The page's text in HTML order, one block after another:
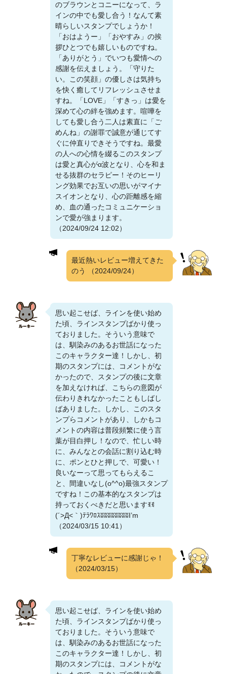
のブラウンとコニーになって、ラ
インの中でも愛し合う！なんて素
晴らしいスタンプでしょうか！
「おはようー」「おやすみ」の挨
拶ひとつでも嬉しいものですね。
「ありがとう」でいつも愛情への
感謝を伝えましょう。「守りた
い。この笑顔」の優しさは気持ち
を快く癒してリフレッシュさせま
すね。「LOVE」「すきっ」は愛を
深めて心の絆を強めます。喧嘩を
しても愛し合う二人は素直に「ご
めんね」の謝罪で誠意が通じてす
ぐに仲直りできそうですね。最愛
の人への心情を綴るこのスタンプ
は愛と真心がα波となり、心を和ま
せる抜群のセラピー！そのヒーリ
ング効果でお互いの思いがマイナ
スイオンとなり、心の距離感を縮
め、血の通ったコミュニケーショ
ンで愛が強まります。
（2024/09/24 12:02）
最近熱いレビュー増えてきた
のう
（2024/09/24）
思い起こせば、ラインを使い始め
た頃、ラインスタンプばかり使っ
ておりました。そういう意味で
は、馴染みのあるお世話になった
このキャラクター達！しかし、初
期のスタンプには、コメントがな
かったので、スタンプの後に文章
を加えなければ、こちらの意図が
伝わりきれなかったこともしばし
ばありました。しかし、このスタ
ンプらコメントがあり、しかもコ
メントの内容は普段頻繁に使う言
葉が目白押し！なので、忙しい時
に、みんなとの会話に割り込む時
に、ポンとひと押しで、可愛い！
良いなーって思ってもらえるこ
と、間違いなし(o^^o)最強スタンプ
ですね！この基本的なスタンプは
持っておくべきだと思いますꉂꉂ
(´>Д<｀)ﾃﾗﾜﾛｽʬʬʬʬʬʬʬʬI’m
（2024/03/15 10:41）
丁寧なレビューに感謝じゃ！
（2024/03/15）
思い起こせば、ラインを使い始め
た頃、ラインスタンプばかり使っ
ておりました。そういう意味で
は、馴染みのあるお世話になった
このキャラクター達！しかし、初
期のスタンプには、コメントがな